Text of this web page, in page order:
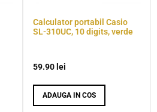
Calculator portabil Casio
SL-310UC, 10 digits, verde
59.90 lei
ADAUGA IN COS